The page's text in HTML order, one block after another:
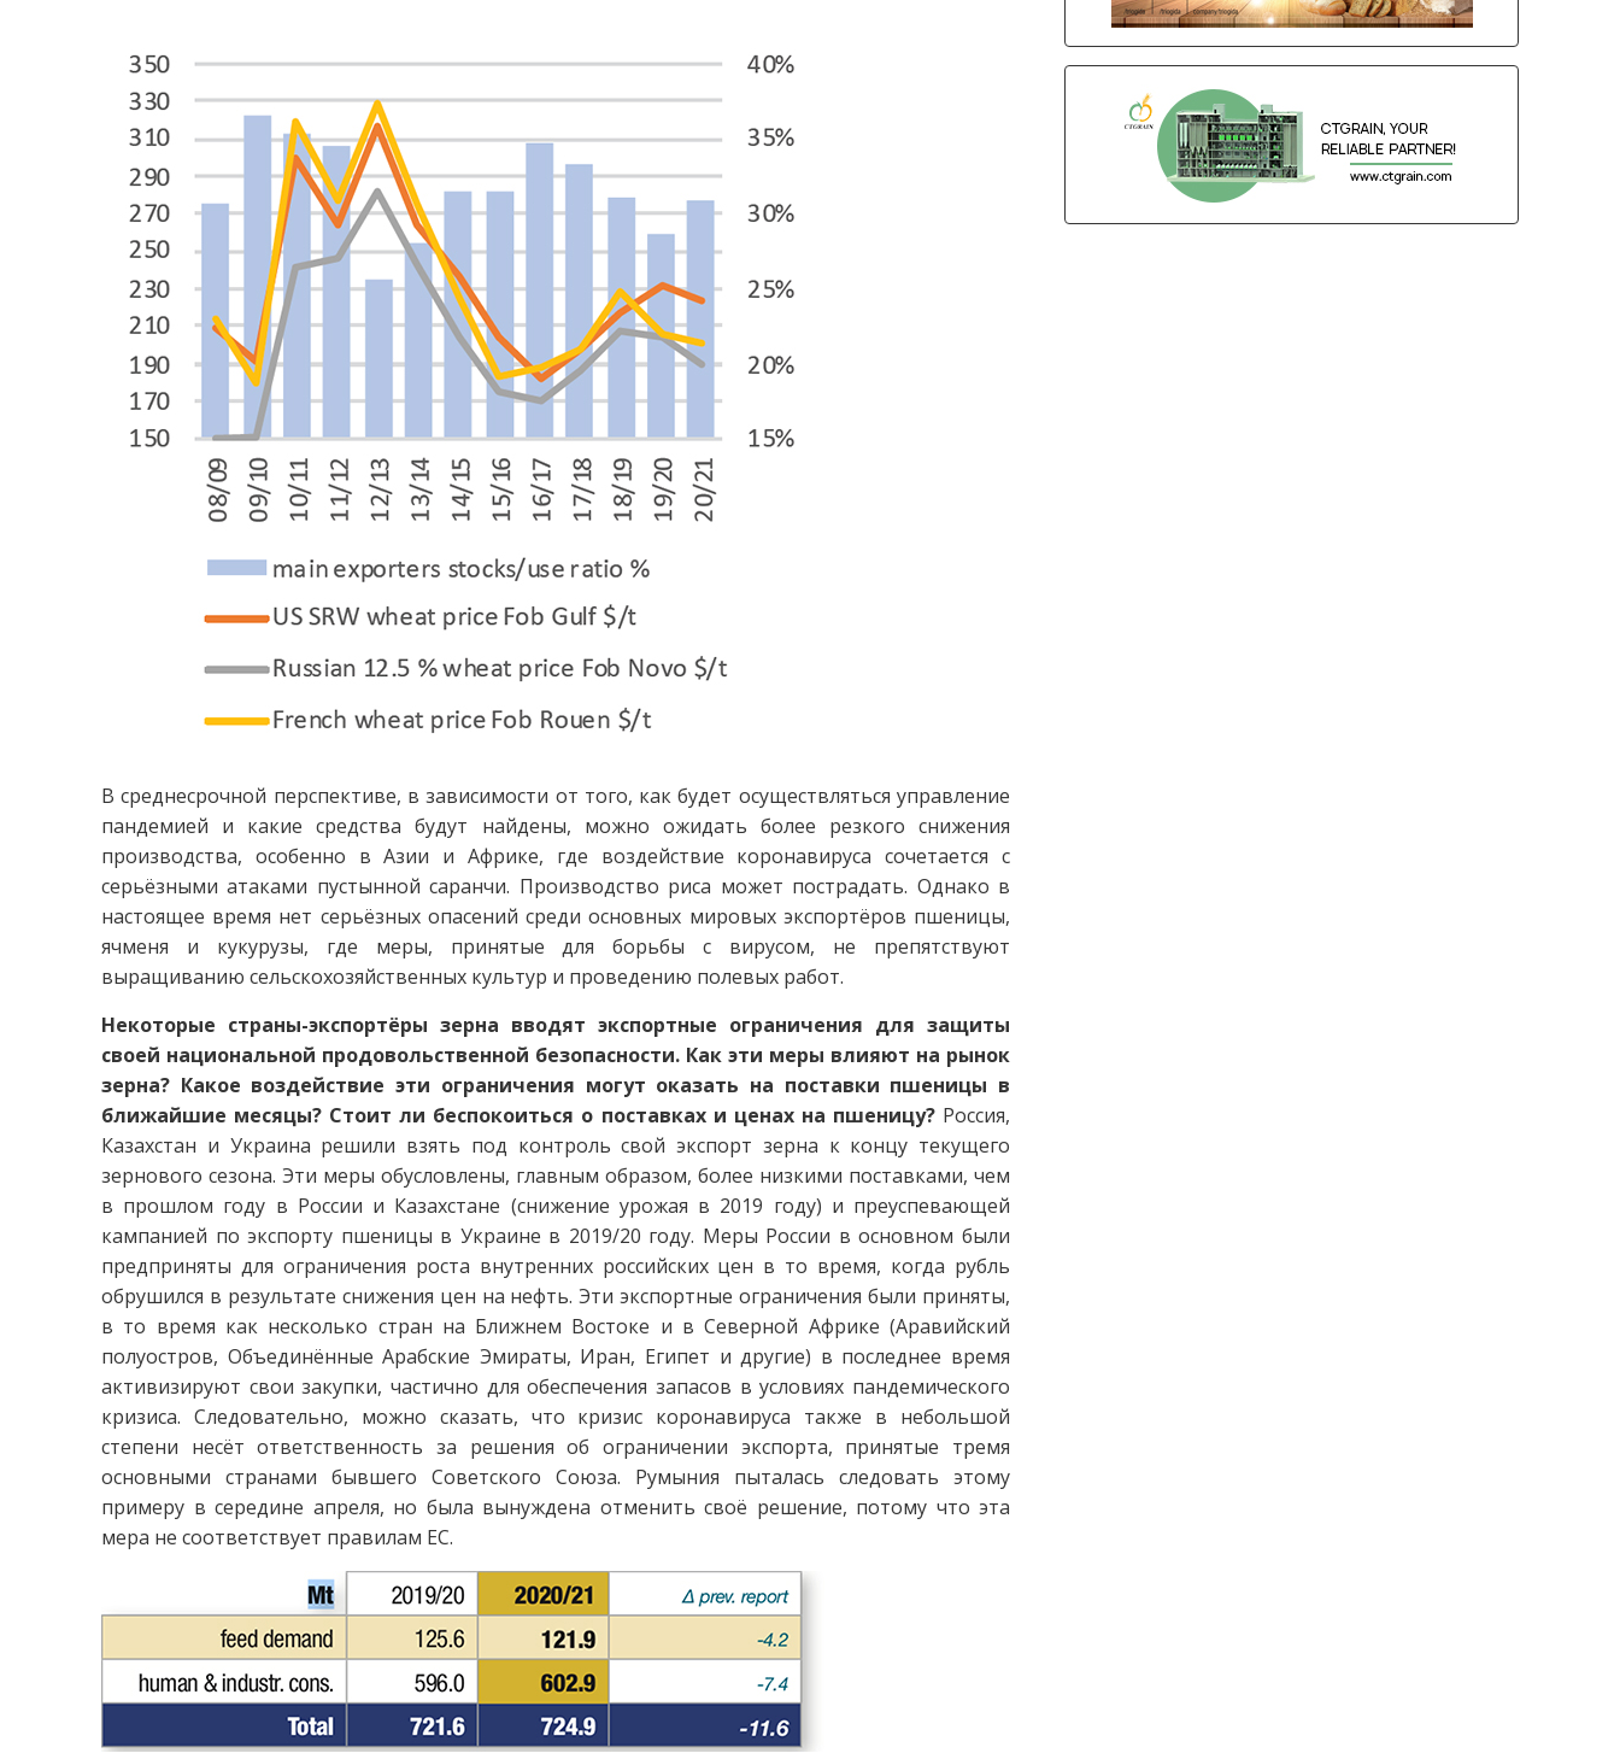
В среднесрочной перспективе, в зависимости от того, как будет осуществляться управление
пандемией и какие средства будут найдены, можно ожидать более резкого снижения
производства, особенно в Азии и Африке, где воздействие коронавируса сочетается с
серьёзными атаками пустынной саранчи. Производство риса может пострадать. Однако в
настоящее время нет серьёзных опасений среди основных мировых экспортёров пшеницы,
ячменя и кукурузы, где меры, принятые для борьбы с вирусом, не препятствуют
выращиванию сельскохозяйственных культур и проведению полевых работ.
Некоторые страны-экспортёры зерна вводят экспортные ограничения для защиты
своей национальной продовольственной безопасности. Как эти меры влияют на рынок
зерна? Какое воздействие эти ограничения могут оказать на поставки пшеницы в
ближайшие месяцы? Стоит ли беспокоиться о поставках и ценах на пшеницу?Россия,
Казахстан и Украина решили взять под контроль свой экспорт зерна к концу текущего
зернового сезона. Эти меры обусловлены, главным образом, более низкими поставками, чем
в прошлом году в России и Казахстане (снижение урожая в 2019 году) и преуспевающей
кампанией по экспорту пшеницы в Украине в 2019/20 году. Меры России в основном были
предприняты для ограничения роста внутренних российских цен в то время, когда рубль
обрушился в результате снижения цен на нефть. Эти экспортные ограничения были приняты,
в то время как несколько стран на Ближнем Востоке и в Северной Африке (Аравийский
полуостров, Объединённые Арабские Эмираты, Иран, Египет и другие) в последнее время
активизируют свои закупки, частично для обеспечения запасов в условиях пандемического
кризиса. Следовательно, можно сказать, что кризис коронавируса также в небольшой
степени несёт ответственность за решения об ограничении экспорта, принятые тремя
основными странами бывшего Советского Союза. Румыния пыталась следовать этому
примеру в середине апреля, но была вынуждена отменить своё решение, потому что эта
мера не соответствует правилам ЕС.